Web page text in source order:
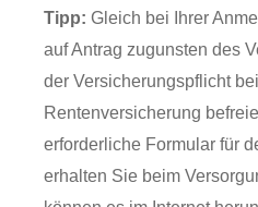
Tipp: Gleich bei Ihrer
auf Antrag zugunsten des
der Versicherungspflicht
Rentenversicherung
erforderliche Formular für
erhalten Sie beim